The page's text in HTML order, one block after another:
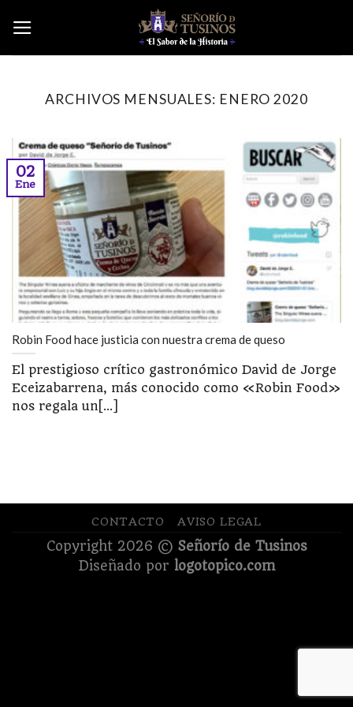
to
content
ARCHIVOS MENSUALES: ENERO 2020
Robin Food hace justicia con nuestra crema de queso
El prestigioso crítico gastronómico David de Jorge
Eceizabarrena, más conocido como «Robin Food»
nos regala un[...]
02
Ene
CONTACTO AVISO LEGAL
Copyright 2026 © Señorío de Tusinos
Diseñado por logotopico.com